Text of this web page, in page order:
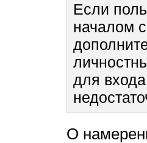
Если
началом
для
О